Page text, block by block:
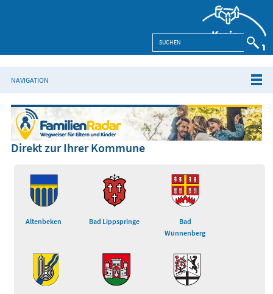
NAVIGATION
Direkt zur Ihrer Kommune
Altenbeken Bad Lippspringe
Bad
Wünnenberg